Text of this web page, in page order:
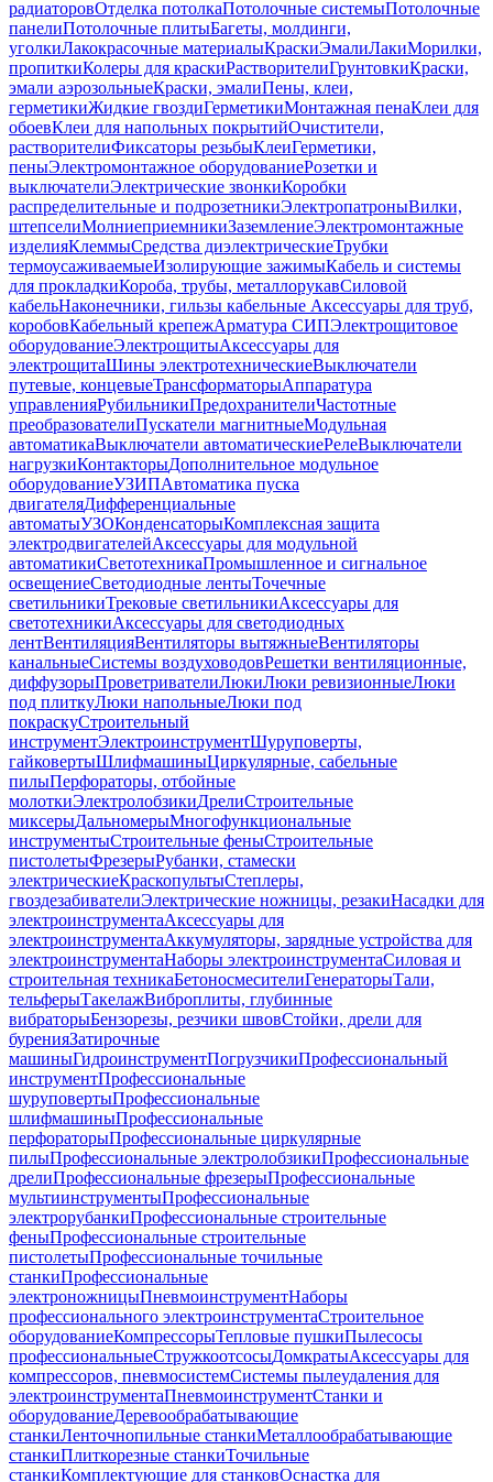
радиаторовОтделка потолкаПотолочные системыПотолочные
панелиПотолочные плитыБагеты, молдинги,
уголкиЛакокрасочные материалыКраскиЭмалиЛакиМорилки,
пропиткиКолеры для краскиРастворителиГрунтовкиКраски,
эмали аэрозольныеКраски, эмалиПены, клеи,
герметикиЖидкие гвоздиГерметикиМонтажная пенаКлеи для
обоевКлеи для напольных покрытийОчистители,
растворителиФиксаторы резьбыКлеиГерметики,
пеныЭлектромонтажное оборудованиеРозетки и
выключателиЭлектрические звонкиКоробки
распределительные и подрозетникиЭлектропатроныВилки,
штепселиМолниеприемникиЗаземлениеЭлектромонтажные
изделияКлеммыСредства диэлектрическиеТрубки
термоусаживаемыеИзолирующие зажимыКабель и системы
для прокладкиКороба, трубы, металлорукавСиловой
кабельНаконечники, гильзы кабельные Аксессуары для труб,
коробовКабельный крепежАрматура СИПЭлектрощитовое
оборудованиеЭлектрощитыАксессуары для
электрощитаШины электротехническиеВыключатели
путевые, концевыеТрансформаторыАппаратура
управленияРубильникиПредохранителиЧастотные
преобразователиПускатели магнитныеМодульная
автоматикаВыключатели автоматическиеРелеВыключатели
нагрузкиКонтакторыДополнительное модульное
оборудованиеУЗИПАвтоматика пуска
двигателяДифференциальные
автоматыУЗОКонденсаторыКомплексная защита
электродвигателейАксессуары для модульной
автоматикиСветотехникаПромышленное и сигнальное
освещениеСветодиодные лентыТочечные
светильникиТрековые светильникиАксессуары для
светотехникиАксессуары для светодиодных
лентВентиляцияВентиляторы вытяжныеВентиляторы
канальныеСистемы воздуховодовРешетки вентиляционные,
диффузорыПроветривателиЛюкиЛюки ревизионныеЛюки
под плиткуЛюки напольныеЛюки под
покраскуСтроительный
инструментЭлектроинструментШуруповерты,
гайковертыШлифмашиныЦиркулярные, сабельные
пилыПерфораторы, отбойные
молоткиЭлектролобзикиДрелиСтроительные
миксерыДальномерыМногофункциональные
инструментыСтроительные феныСтроительные
пистолетыФрезерыРубанки, стамески
электрическиеКраскопультыСтеплеры,
гвоздезабивателиЭлектрические ножницы, резакиНасадки для
электроинструментаАксессуары для
электроинструментаАккумуляторы, зарядные устройства для
электроинструментаНаборы электроинструментаСиловая и
строительная техникаБетоносмесителиГенераторыТали,
тельферыТакелажВиброплиты, глубинные
вибраторыБензорезы, резчики швовСтойки, дрели для
буренияЗатирочные
машиныГидроинструментПогрузчикиПрофессиональный
инструментПрофессиональные
шуруповертыПрофессиональные
шлифмашиныПрофессиональные
перфораторыПрофессиональные циркулярные
пилыПрофессиональные электролобзикиПрофессиональные
дрелиПрофессиональные фрезерыПрофессиональные
мультиинструментыПрофессиональные
электрорубанкиПрофессиональные строительные
феныПрофессиональные строительные
пистолетыПрофессиональные точильные
станкиПрофессиональные
электроножницыПневмоинструментНаборы
профессионального электроинструментаСтроительное
оборудованиеКомпрессорыТепловые пушкиПылесосы
профессиональныеСтружкоотсосыДомкратыАксессуары для
компрессоров, пневмосистемСистемы пылеудаления для
электроинструментаПневмоинструментСтанки и
оборудованиеДеревообрабатывающие
станкиЛенточнопильные станкиМеталлообрабатывающие
станкиПлиткорезные станкиТочильные
станкиКомплектующие для станковОснастка для